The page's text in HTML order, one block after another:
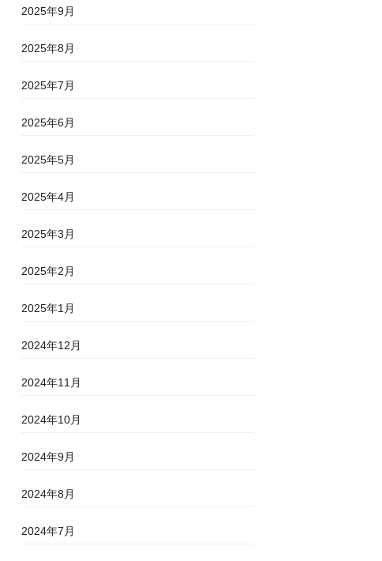
2025年9月
2025年8月
2025年7月
2025年6月
2025年5月
2025年4月
2025年3月
2025年2月
2025年1月
2024年12月
2024年11月
2024年10月
2024年9月
2024年8月
2024年7月